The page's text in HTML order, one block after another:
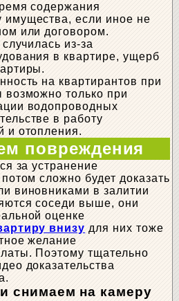
содержания
если иное не
или договором.
из-за
в квартире, ущерб
на квартирантов при
возможно только при
водопроводных
в работу
и отопления.
повреждения
за устранение
сложно будет доказать
виновниками в залитии
соседи выше, они
оценке
внизу для них тоже
желание
Поэтому тщательно
доказательства
снимаем на камеру